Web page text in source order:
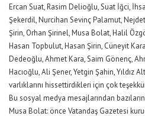
Ercan Suat, Rasim Delioğlu, Suat İğci,
Şekerdil, Nurcihan Sevinç Palamut,
Şirin, Orhan Şirinel, Musa Bolat, Halil
Hasan Topbulut, Hasan Şirin, Cüneyit
Dedeoğlu, Ahmet Kara, Saim Gönenç,
Hacıoğlu, Ali Şener, Yetgin Şahin, Yıldız
varlıklarını hissettirdikleri için çok
Bu sosyal medya mesajlarından
Musa Bolat: önce Vatandaş Gazetesi